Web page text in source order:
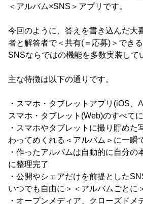
＜アルバム×SNS＞アプリです。
今回のように、答えを書き込んだ大
者と解答者で＜共有(＝応募)＞でき
SNSならではの機能を多数実装して
主な特徴は以下の通りです。
・スマホ・タブレットアプリ(iOS、
スマホ・タブレット(Web)のすべて
・スマホやタブレットに撮り貯めた
わってめくれる＜アルバム＞に一瞬
・作ったアルバムは自動的に自分の
に整理完了
・公開やシェアだけを前提とした
いつでも自由に＞＜アルバムごとに
・オープンメディア、クローズドメ